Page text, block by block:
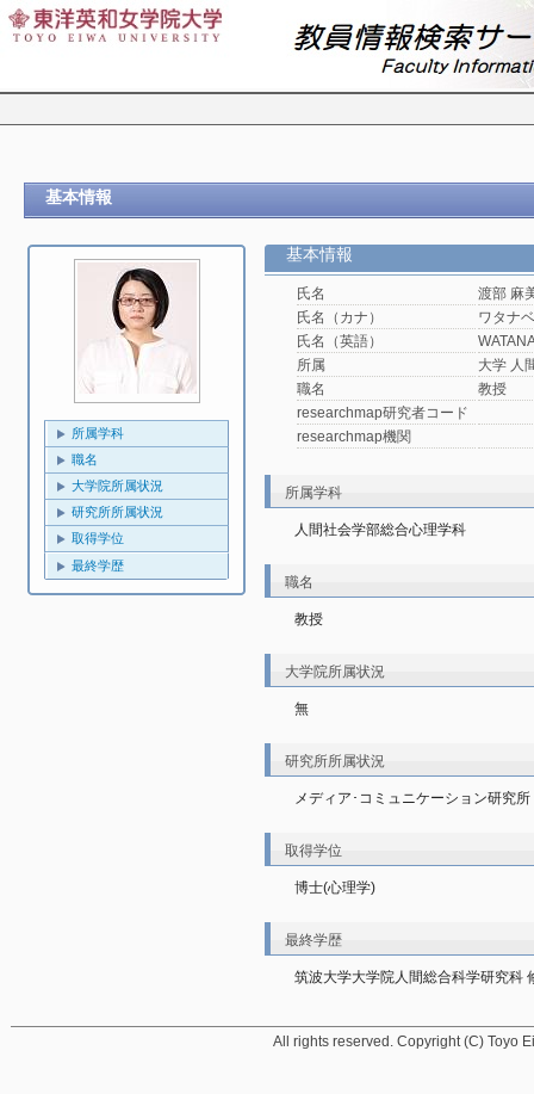
基本情報
所属学科
職名
大学院所属状況
研究所所属状況
取得学位
最終学歴
基本情報
氏名
渡部 麻
氏名（カナ）
ワタナ
氏名（英語）
所属
大学 人
職名
教授
researchmap研究者コード
researchmap機関
所属学科
人間社会学部総合心理学科
職名
教授
大学院所属状況
無
研究所所属状況
メディア･コミュニケーション研究所
取得学位
博士(心理学)
最終学歴
筑波大学大学院人間総合科学研究科